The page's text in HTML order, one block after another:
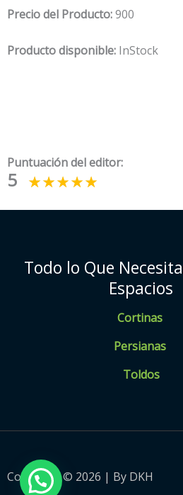
Precio del Producto:900
Producto disponible: InStock
Puntuación del editor:
5
Todo lo Que
Espacios
Cortinas
Persianas
Toldos
Copyright © 2026 | By DKH